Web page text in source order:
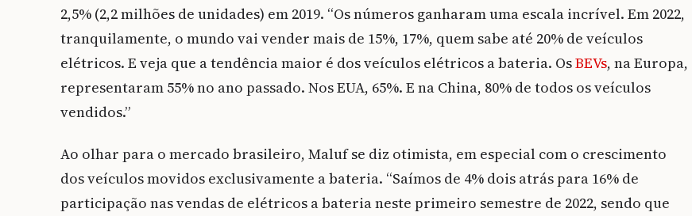
2,5% (2,2 milhões de unidades) em 2019. “Os números ganharam uma escala incrível. Em 2022,
tranquilamente, o mundo vai vender mais de 15%, 17%, quem sabe até 20% de veículos
elétricos. E veja que a tendência maior é dos veículos elétricos a bateria. OsBEVs, na Europa,
representaram 55% no ano passado. Nos EUA, 65%. E na China, 80% de todos os veículos
vendidos.”
Ao olhar para o mercado brasileiro, Maluf se diz otimista, em especial com o crescimento
dos veículos movidos exclusivamente a bateria. “Saímos de 4% dois atrás para 16% de
participação nas vendas de elétricos a bateria neste primeiro semestre de 2022, sendo que